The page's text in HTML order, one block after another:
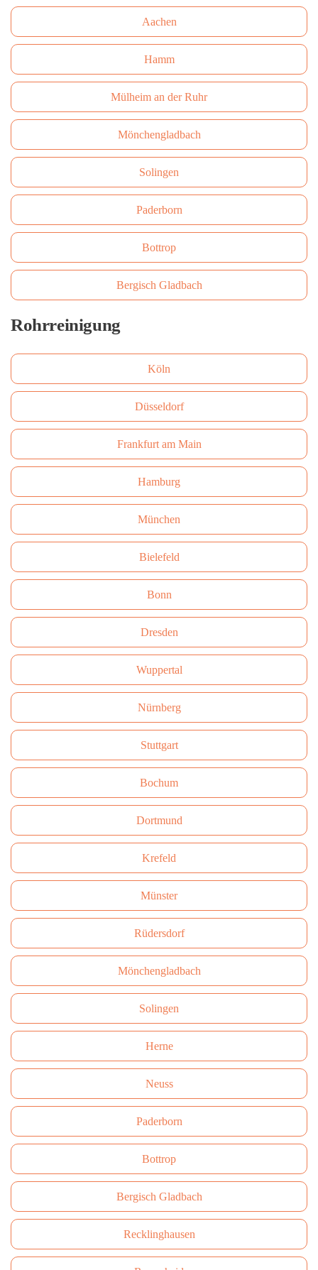
Aachen
Hamm
Mülheim an der Ruhr
Mönchengladbach
Solingen
Paderborn
Bottrop
Bergisch Gladbach
Rohrreinigung
Köln
Düsseldorf
Frankfurt am Main
Hamburg
München
Bielefeld
Bonn
Dresden
Wuppertal
Nürnberg
Stuttgart
Bochum
Dortmund
Krefeld
Münster
Rüdersdorf
Mönchengladbach
Solingen
Herne
Neuss
Paderborn
Bottrop
Bergisch Gladbach
Recklinghausen